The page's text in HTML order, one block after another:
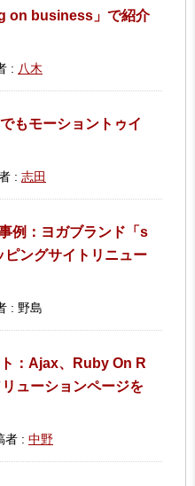
on business」で紹介
: 八木
もモーショントゥイ
: 志田
例：ヨガブランド「s
ングサイトリニュー
: 野島
：Ajax、Ruby On R
ューションページを
者 : 中野